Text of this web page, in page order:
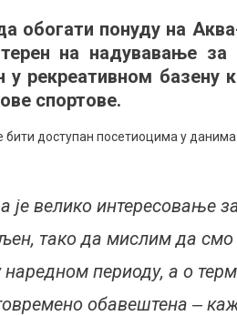
обогати понуду на
на надувавање
у рекреативном базену
спортове.
бити доступан посетиоцима у
је велико интересовање
тако да мислим да смо
наредном периоду, а о
обавештена ‒